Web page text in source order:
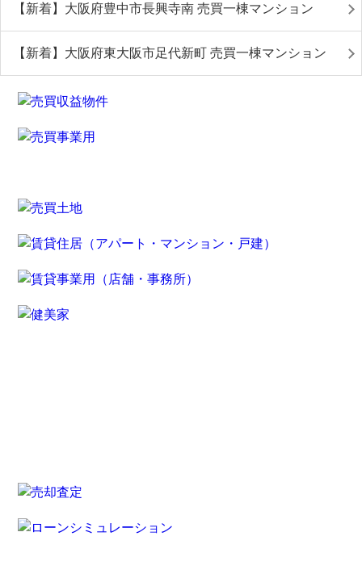
【新着】大阪府豊中市長興寺南 売買一棟マンション
【新着】大阪府東大阪市足代新町 売買一棟マンション